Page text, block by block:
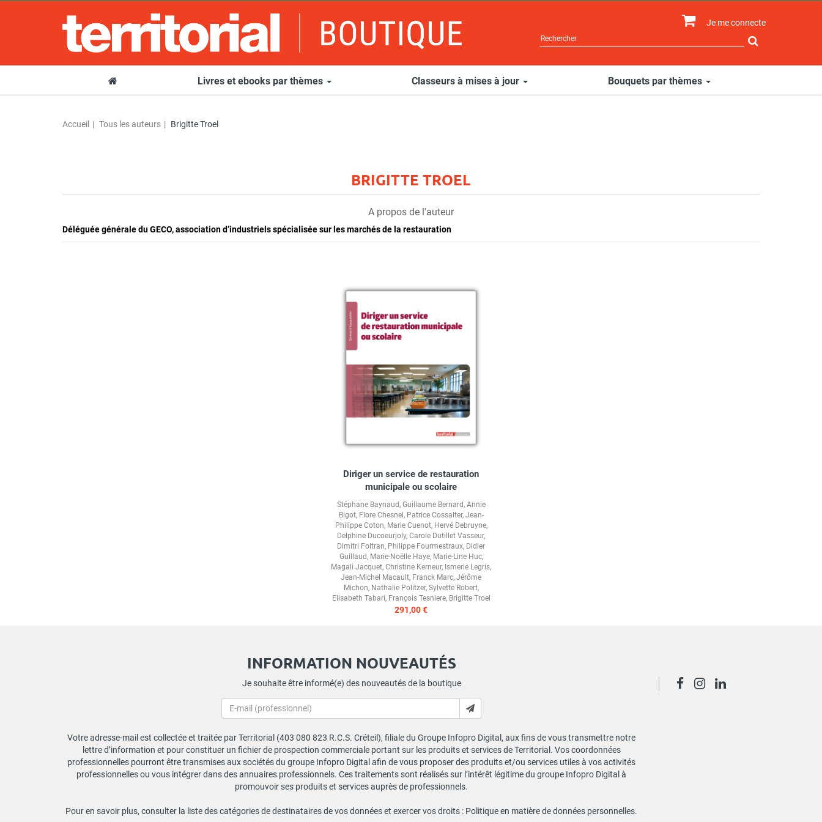
Je me connecte
Livres et ebooks par thèmes Classeurs à mises à jour Bouquets par thèmes
Accueil Tous les auteurs Brigitte Troel
BRIGITTE TROEL
A propos de l'auteur
Déléguée générale du GECO, association d’industriels spécialisée sur les marchés de la restauration
Diriger un service de restauration
municipale ou scolaire
Stéphane Baynaud, Guillaume Bernard, Annie
Bigot, Flore Chesnel , Patrice Cossalter, Jean-
Philippe Coton, Marie Cuenot, Hervé Debruyne,
Delphine Ducoeurjoly, Carole Dutillet Vasseur,
Dimitri Foltran, Philippe Fourmestraux, Didier
Guillaud, Marie-Noëlle Haye, Marie-Line Huc,
Magali Jacquet, Christine Kerneur, Ismerie Legris,
Jean-Michel Macault, Franck Marc, Jérôme
Michon, Nathalie Politzer, Sylvette Robert,
Elisabeth Tabari, François Tesniere, Brigitte Troel
291,00 €
INFORMATION NOUVEAUTÉS
Je souhaite être informé(e) des nouveautés de la boutique
Votre adresse-mail est collectée et traitée par Territorial (403 080 823 R.C.S. Créteil), filiale du Groupe Infopro Digital, aux fins de vous transmettre notre
lettre d’information et pour constituer un fichier de prospection commerciale portant sur les produits et services de Territorial. Vos coordonnées
professionnelles pourront être transmises aux sociétés du groupe Infopro Digital afin de vous proposer des produits et/ou services utiles à vos activités
professionnelles ou vous intégrer dans des annuaires professionnels. Ces traitements sont réalisés sur l’intérêt légitime du groupe Infopro Digital à
promouvoir ses produits et services auprès de professionnels.
Pour en savoir plus, consulter la liste des catégories de destinataires de vos données et exercer vos droits : Politique en matière de données personnelles.